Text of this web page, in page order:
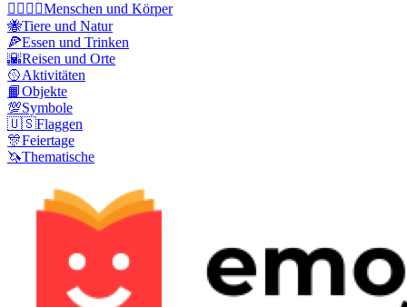
👩‍❤️‍💋‍👨Menschen und Körper
🐝Tiere und Natur
🍕Essen und Trinken
🌇Reisen und Orte
🥎Aktivitäten
📙Objekte
💯Symbole
🇺🇸Flaggen
🎊Feiertage
🦄Thematische